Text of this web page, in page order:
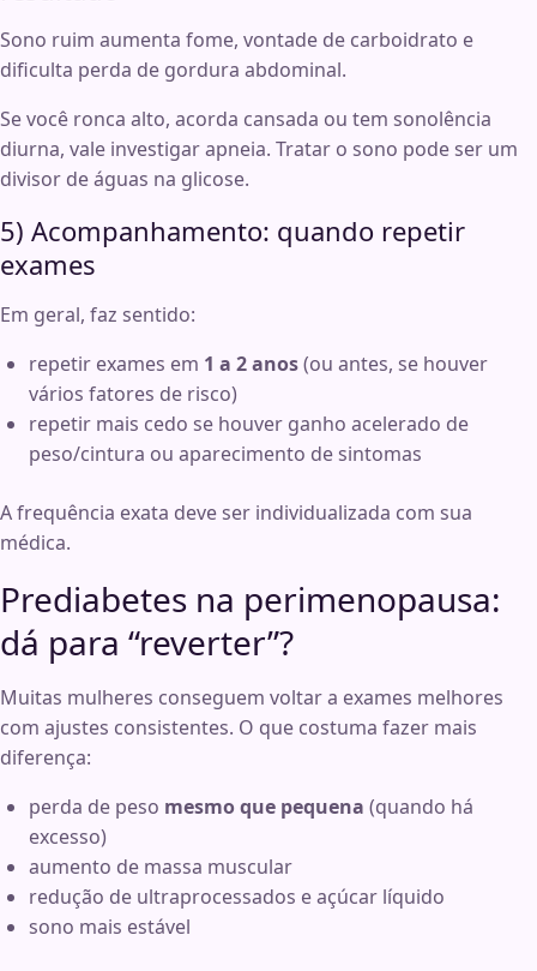
Sono ruim aumenta fome, vontade de carboidrato e
dificulta perda de gordura abdominal.
Se você ronca alto, acorda cansada ou tem sonolência
diurna, vale investigar apneia. Tratar o sono pode ser um
divisor de águas na glicose.
5) Acompanhamento: quando repetir
exames
Em geral, faz sentido:
repetir exames em 1 a 2 anos(ou antes, se houver
vários fatores de risco)
repetir mais cedo se houver ganho acelerado de
peso/cintura ou aparecimento de sintomas
A frequência exata deve ser individualizada com sua
médica.
Prediabetes na perimenopausa:
dá para “reverter”?
Muitas mulheres conseguem voltar a exames melhores
com ajustes consistentes. O que costuma fazer mais
diferença:
perda de peso mesmo que pequena (quando há
excesso)
aumento de massa muscular
redução de ultraprocessados e açúcar líquido
sono mais estável